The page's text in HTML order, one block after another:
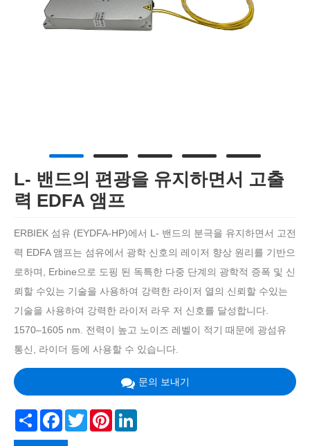
L- 밴드의 편광을 유지하면서 고출
력 EDFA 앰프
ERBIEK 섬유 (EYDFA-HP)에서 L- 밴드의 분극을 유지하면서 고전
력 EDFA 앰프는 섬유에서 광학 신호의 레이저 향상 원리를 기반으
로하며, Erbine으로 도핑 된 독특한 다중 단계의 광학적 증폭 및 신
뢰할 수있는 기술을 사용하여 강력한 라이저 열의 신뢰할 수있는
기술을 사용하여 강력한 라이저 라우 저 신호를 달성합니다.
1570–1605 nm. 전력이 높고 노이즈 레벨이 적기 때문에 광섬유
통신, 라이더 등에 사용할 수 있습니다.
문의 보내기
Share Facebook
TwitterPinterest